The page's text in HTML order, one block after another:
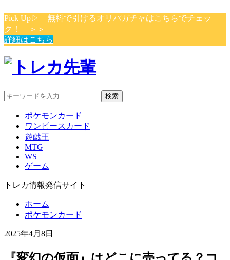
Pick Up▷ 無料で引けるオリパガチャはこちらでチェッ
ク！ ＞＞
詳細はこちら
検索
ポケモンカード
ワンピースカード
遊戯王
MTG
WS
ゲーム
トレカ情報発信サイト
ホーム
ポケモンカード
2025年4月8日